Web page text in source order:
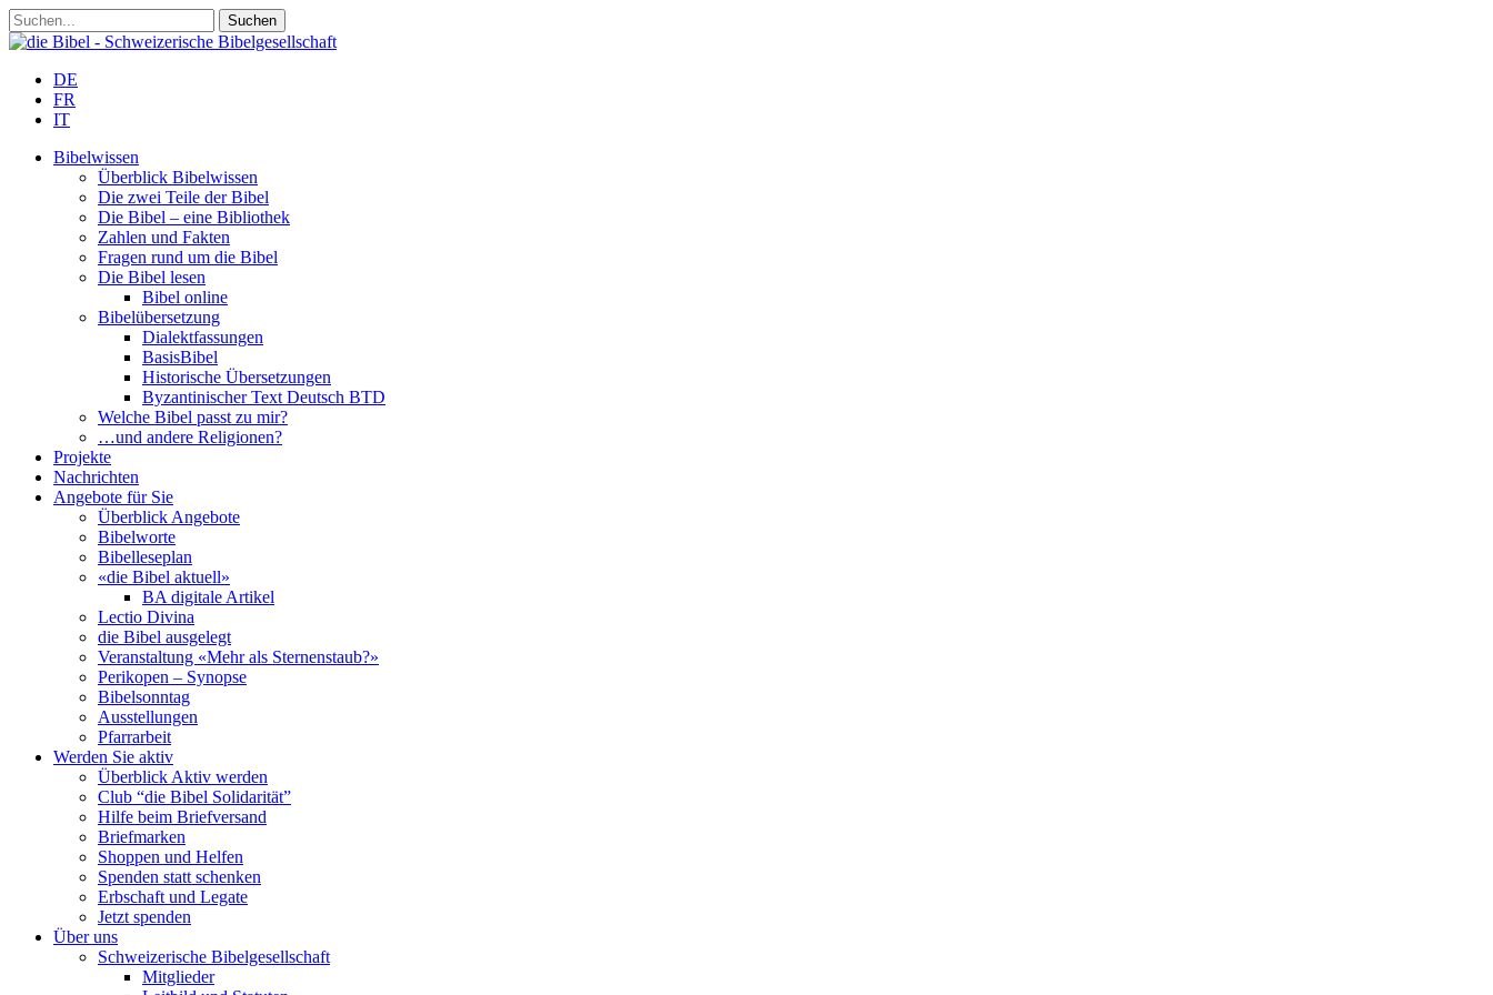
DE
FR
IT
Bibelwissen
Überblick Bibelwissen
Die zwei Teile der Bibel
Die Bibel – eine Bibliothek
Zahlen und Fakten
Fragen rund um die Bibel
Die Bibel lesen
Bibel online
Bibelübersetzung
Dialektfassungen
BasisBibel
Historische Übersetzungen
Byzantinischer Text Deutsch BTD
Welche Bibel passt zu mir?
…und andere Religionen?
Projekte
Nachrichten
Angebote für Sie
Überblick Angebote
Bibelworte
Bibelleseplan
«die Bibel aktuell»
BA digitale Artikel
Lectio Divina
die Bibel ausgelegt
Veranstaltung «Mehr als Sternenstaub?»
Perikopen – Synopse
Bibelsonntag
Ausstellungen
Pfarrarbeit
Werden Sie aktiv
Überblick Aktiv werden
Club “die Bibel Solidarität”
Hilfe beim Briefversand
Briefmarken
Shoppen und Helfen
Spenden statt schenken
Erbschaft und Legate
Jetzt spenden
Über uns
Schweizerische Bibelgesellschaft
Mitglieder